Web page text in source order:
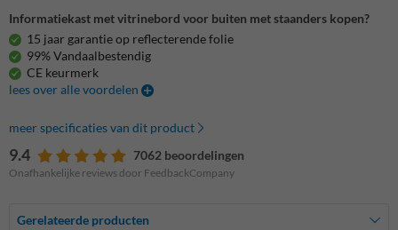
Informatiekast met vitrinebord voor buiten met staanders kopen?
15 jaar garantie op reflecterende folie
99% Vandaalbestendig
CE keurmerk
lees over alle voordelen
meer specificaties van dit product
9.4 7062 beoordelingen
Onafhankelijke reviews door FeedbackCompany
Gerelateerde producten